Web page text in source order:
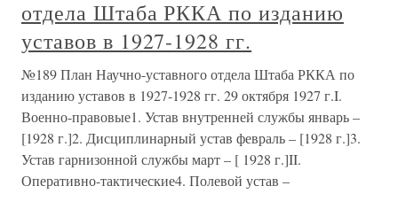
отдела Штаба РККА по изданию
уставов в 1927-1928 гг.
№189 План Научно-уставного отдела Штаба РККА по
изданию уставов в 1927-1928 гг. 29 октября 1927 г.I.
Военно-правовые1. Устав внутренней службы январь –
[1928 г.]2. Дисциплинарный устав февраль – [1928 г.]3.
Устав гарнизонной службы март – [ 1928 г.]II.
Оперативно-тактические4. Полевой устав –